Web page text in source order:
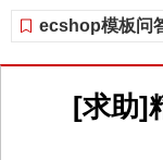
ecshop模板问
[求助]